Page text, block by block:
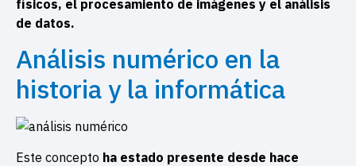
físicos, el procesamiento de imágenes y el análisis
de datos.
Análisis numérico en la
historia y la informática
Este concepto ha estado presente desde hace